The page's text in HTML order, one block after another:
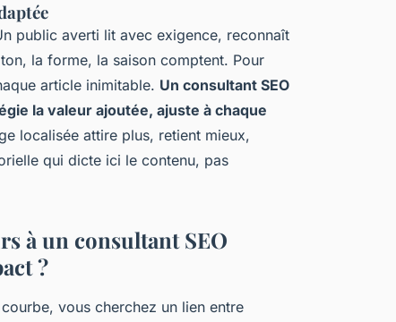
public averti lit avec exigence, reconnaît
la forme, la saison comptent. Pour
article inimitable. Un consultant SEO
la valeur ajoutée, ajuste à chaque
localisée attire plus, retient mieux,
qui dicte ici le contenu, pas
à un consultant SEO
?
vous cherchez un lien entre